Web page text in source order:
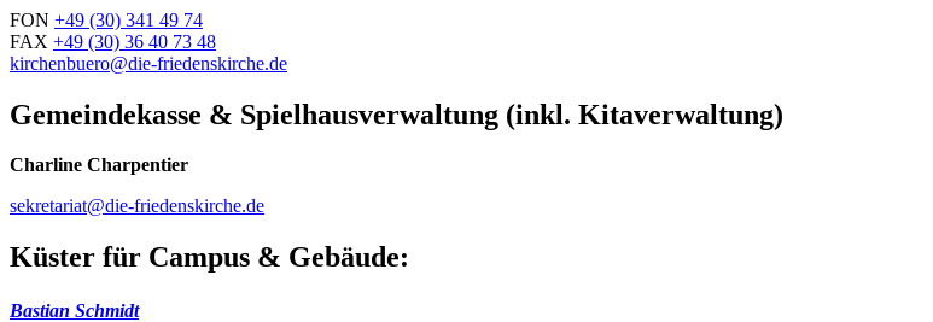
FON +49 (30) 341 49 74
FAX +49 (30) 36 40 73 48
kirchenbuero@die-friedenskirche.de
Gemeindekasse & Spielhausverwaltung (inkl. Kitaverwaltung)
Charline Charpentier
sekretariat@die-friedenskirche.de
Küster für Campus & Gebäude:
Bastian Schmidt